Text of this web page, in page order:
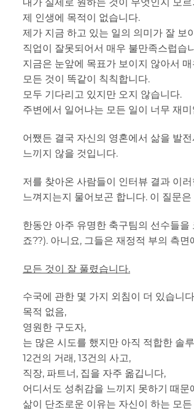
내가 실제로 원하는 것이 무엇인지 모
제 인생에 목적이 없습니다.
제가 지금 하고 있는 일의 의미가 잘 보
직업이 잘못되어서 매우 불만족스럽습
지금은 눈앞에 목표가 보이지 않아서
모든 것이 똑같이 칙칙합니다.
모두 기다리고 있지만 오지 않습니다.
주변에서 일어나는 모든 일이 너무 재
어쨌든 결국 자신의 영혼에서 삶을 발
느끼지 않을 것입니다.
저를 찾아온 사람들이 인터뷰 결과 이
느껴지는지 물어보곤 합니다. 이 질문
한동안 아주 유명한 축구팀의 선수들을
죠??). 아니요, 그들은 재정적 부의 측
모든 것이 잘 풀렸습니다.
수국에 관한 몇 가지 외침이 더 있습니
목적 없음,
영원한 구도자,
는 많은 시도를 했지만 아직 적합한 솔
12건의 거래, 13건의 사고,
직장, 파트너, 집을 자주 옮깁니다,
어디서도 성취감을 느끼지 못하기 때
삶이 단조로운 이유는 자신이 하는 모